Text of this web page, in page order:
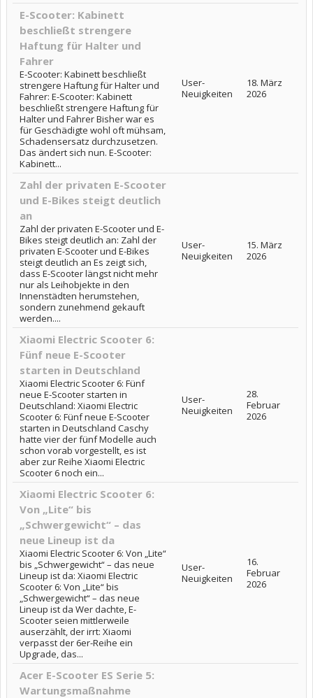
E-Scooter: Kabinett
beschließt strengere
Haftung für Halter und
Fahrer
E-Scooter: Kabinett beschließt
strengere Haftung für Halter und
Fahrer: E-Scooter: Kabinett
beschließt strengere Haftung für
Halter und Fahrer Bisher war es
für Geschädigte wohl oft mühsam,
Schadensersatz durchzusetzen.
Das ändert sich nun. E-Scooter:
Kabinett...
User-
Neuigkeiten
18. März
2026
Zahl der privaten E-Scooter
und E-Bikes steigt deutlich
an
Zahl der privaten E-Scooter und E-
Bikes steigt deutlich an: Zahl der
privaten E-Scooter und E-Bikes
steigt deutlich an Es zeigt sich,
dass E-Scooter längst nicht mehr
nur als Leihobjekte in den
Innenstädten herumstehen,
sondern zunehmend gekauft
werden....
User-
Neuigkeiten
15. März
2026
Xiaomi Electric Scooter 6:
Fünf neue E-Scooter
starten in Deutschland
Xiaomi Electric Scooter 6: Fünf
neue E-Scooter starten in
Deutschland: Xiaomi Electric
Scooter 6: Fünf neue E-Scooter
starten in Deutschland Caschy
hatte vier der fünf Modelle auch
schon vorab vorgestellt, es ist
aber zur Reihe Xiaomi Electric
Scooter 6 noch ein...
User-
Neuigkeiten
28.
Februar
2026
Xiaomi Electric Scooter 6:
Von „Lite“ bis
„Schwergewicht“ – das
neue Lineup ist da
Xiaomi Electric Scooter 6: Von „Lite“
bis „Schwergewicht“ – das neue
Lineup ist da: Xiaomi Electric
Scooter 6: Von „Lite“ bis
„Schwergewicht“ – das neue
Lineup ist da Wer dachte, E-
Scooter seien mittlerweile
auserzählt, der irrt: Xiaomi
verpasst der 6er-Reihe ein
Upgrade, das...
User-
Neuigkeiten
16.
Februar
2026
Acer E-Scooter ES Serie 5:
Wartungsmaßnahme